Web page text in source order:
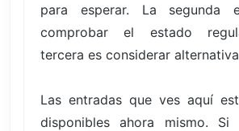
para esperar. La segunda
comprobar el estado
tercera es considerar
Las entradas que ves aquí
disponibles ahora mismo.